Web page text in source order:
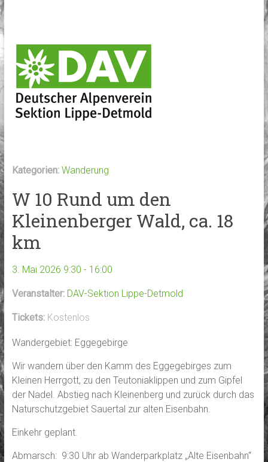
Kategorien: Wanderung
W 10 Rund um den
Kleinenberger Wald, ca. 18
km
3. Mai 2026 9:30 - 16:00
Veranstalter: DAV-Sektion Lippe-Detmold
Tickets: Kostenlos
Wandergebiet: Eggegebirge
Wir wandern über den Kamm des Eggegebirges zum
Kleinen Herrgott, zu den Teutoniaklippen und zum Gipfel
der Nadel. Abstieg nach Kleinenberg und zurück durch das
Naturschutzgebiet Sauertal zur alten Eisenbahn.
Einkehr geplant.
Abmarsch: 9:30 Uhr ab Wanderparkplatz „Alte Eisenbahn“